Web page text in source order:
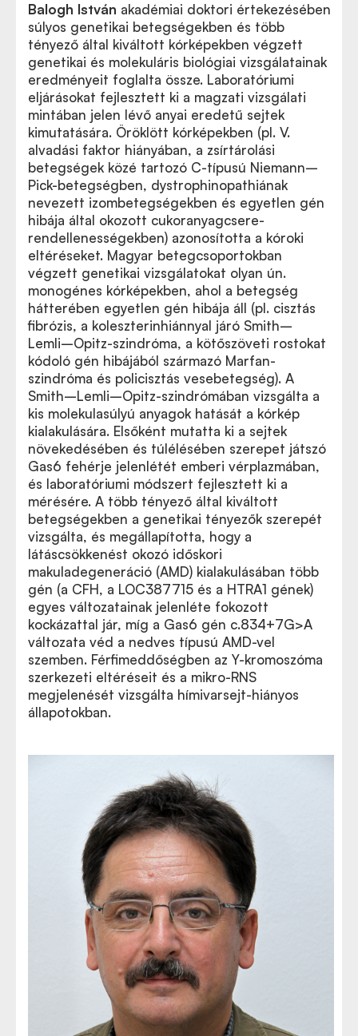
Balogh István akadémiai doktori értekezésében
súlyos genetikai betegségekben és több
tényező által kiváltott kórképekben végzett
genetikai és molekuláris biológiai vizsgálatainak
eredményeit foglalta össze. Laboratóriumi
eljárásokat fejlesztett ki a magzati vizsgálati
mintában jelen lévő anyai eredetű sejtek
kimutatására. Öröklött kórképekben (pl. V.
alvadási faktor hiányában, a zsírtárolási
betegségek közé tartozó C-típusú Niemann–
Pick-betegségben, dystrophinopathiának
nevezett izombetegségekben és egyetlen gén
hibája által okozott cukoranyagcsere-
rendellenességekben) azonosította a kóroki
eltéréseket. Magyar betegcsoportokban
végzett genetikai vizsgálatokat olyan ún.
monogénes kórképekben, ahol a betegség
hátterében egyetlen gén hibája áll (pl. cisztás
fibrózis, a koleszterinhiánnyal járó Smith–
Lemli–Opitz-szindróma, a kötőszöveti rostokat
kódoló gén hibájából származó Marfan-
szindróma és policisztás vesebetegség). A
Smith–Lemli–Opitz-szindrómában vizsgálta a
kis molekulasúlyú anyagok hatását a kórkép
kialakulására. Elsőként mutatta ki a sejtek
növekedésében és túlélésében szerepet játszó
Gas6 fehérje jelenlétét emberi vérplazmában,
és laboratóriumi módszert fejlesztett ki a
mérésére. A több tényező által kiváltott
betegségekben a genetikai tényezők szerepét
vizsgálta, és megállapította, hogy a
látáscsökkenést okozó időskori
makuladegeneráció (AMD) kialakulásában több
gén (a CFH, a LOC387715 és a HTRA1 gének)
egyes változatainak jelenléte fokozott
kockázattal jár, míg a Gas6 gén c.834+7G>A
változata véd a nedves típusú AMD-vel
szemben. Férfimeddőségben az Y-kromoszóma
szerkezeti eltéréseit és a mikro-RNS
megjelenését vizsgálta hímivarsejt-hiányos
állapotokban.